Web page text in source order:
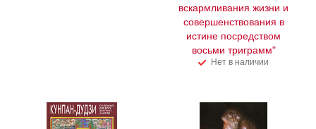
вскармливания жизни и
совершенствования в
истине посредством
восьми триграмм"
Нет в наличии